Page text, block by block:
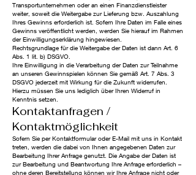
Transportunternehmen oder an einen Finanzdienstleister
weiter, soweit die Weitergabe zur Lieferung bzw. Auszahlung
Ihres Gewinns erforderlich ist. Sofern Ihre Daten im Falle eines
Gewinns veröffentlicht werden, werden Sie hierauf im Rahmen
der Einwilligungserklärung hingewiesen.
Rechtsgrundlage für die Weitergabe der Daten ist dann Art. 6
Abs. 1 lit. b) DSGVO.
Ihre Einwilligung in die Verarbeitung der Daten zur Teilnahme
an unseren Gewinnspielen können Sie gemäß Art. 7 Abs. 3
DSGVO jederzeit mit Wirkung für die Zukunft widerrufen.
Hierzu müssen Sie uns lediglich über Ihren Widerruf in
Kenntnis setzen.
Kontaktanfragen /
Kontaktmöglichkeit
Sofern Sie per Kontaktformular oder E-Mail mit uns in Kontakt
treten, werden die dabei von Ihnen angegebenen Daten zur
Bearbeitung Ihrer Anfrage genutzt. Die Angabe der Daten ist
zur Bearbeitung und Beantwortung Ihre Anfrage erforderlich –
ohne deren Bereitstellung können wir Ihre Anfrage nicht oder